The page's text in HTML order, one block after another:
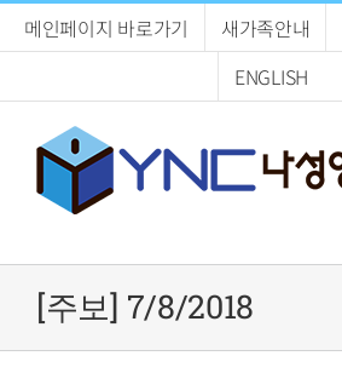
메인페이지 바로가기 새가족안내
ENGLISH
[주보] 7/8/2018